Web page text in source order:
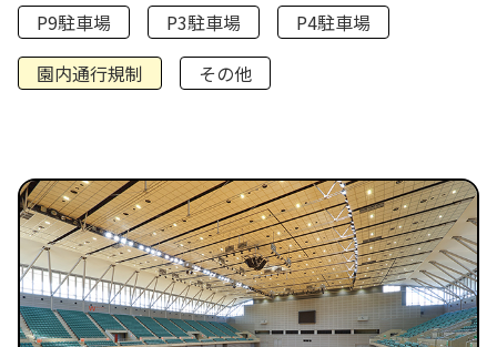
P9駐車場
P3駐車場
P4駐車場
園内通行規制
その他